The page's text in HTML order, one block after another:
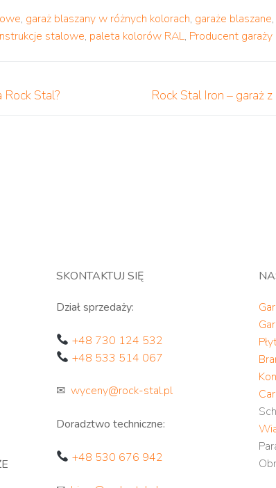
, garaż blaszany w różnych kolorach, garaże blaszane,
stalowe, paleta kolorów RAL, Producent garaży
Rock Stal?
Następny
Rock Stal Iron – garaż
SKONTAKTUJ SIĘ
Dział sprzedaży:
+48 730 124 532
+48 533 514 067
✉wyceny@rock-stal.pl
Doradztwo techniczne:
+48 530 676 942